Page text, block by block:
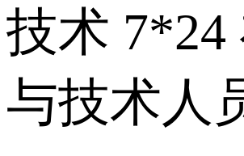
技术
与技术人